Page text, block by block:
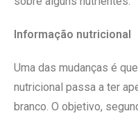
Informação nutricional
Uma das mudanças é
nutricional passa a ter
branco. O objetivo,